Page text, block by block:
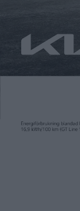
eldrift. Med det
svenska priset
I september var
Cooper och MINI